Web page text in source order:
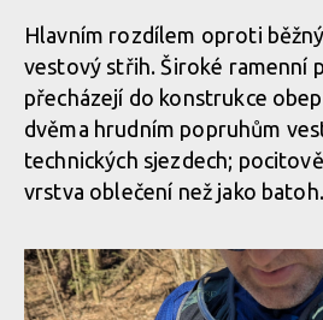
Osprey Escapist Velocity 6
Osprey Escapist Velocity 6
Hlavním rozdílem oproti
vestový střih. Široké ramenní
přecházejí do konstrukce
dvěma hrudním popruhům
technických sjezdech;
vrstva oblečení než jako batoh.